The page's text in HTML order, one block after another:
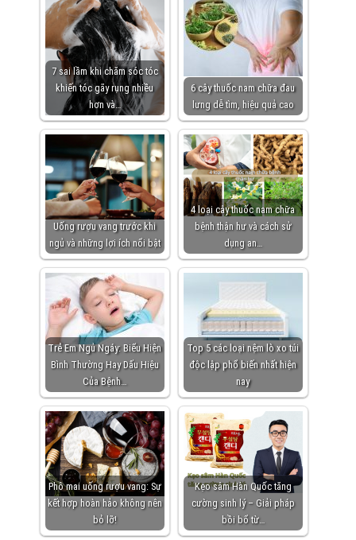
7 sai lầm khi chăm sóc tóc
khiến tóc gãy rụng nhiều
hơn và…
6 cây thuốc nam chữa đau
lưng dễ tìm, hiệu quả cao
Uống rượu vang trước khi
ngủ và những lợi ích nổi bật
4 loại cây thuốc nam chữa
bệnh thận hư và cách sử
dụng an…
Trẻ Em Ngủ Ngáy: Biểu Hiện
Bình Thường Hay Dấu Hiệu
Của Bệnh…
Top 5 các loại nệm lò xo túi
độc lập phổ biến nhất hiện
nay
Phô mai uống rượu vang: Sự
kết hợp hoàn hảo không nên
bỏ lỡ!
Kẹo sâm Hàn Quốc tăng
cường sinh lý – Giải pháp
bồi bổ từ…